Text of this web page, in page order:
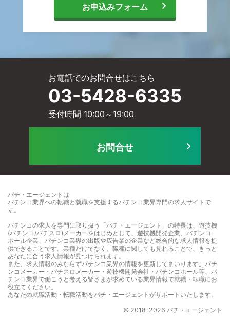
談
サ
ー
]
ー
ル
]
お申込みフォーム
お電話でのお問合せはこちら
03-5428-6335
受付時間 10:00～19:00
お問合せ
パチ・エージェントは
パチンコ業界への転職と就職を支援するパチンコ業界専門の求人サイト で
す。
パチンコの求人を専門に取り扱う「パチ・エージェント」の特長は、遊技機
(パチンコ/パチスロ)メーカーをはじめとして、遊技機開発企業、パチンコ
ホール企業、パチンコ業界の出版や広告業の企業など総合的な求人情報を提
供できることです。業種だけでなく、職種に関しても見れることで、きっと
あなたに合う求人情報が見つけられます。
また、求人情報のみならずパチンコ業界の情報を更新してまいります。パチ
ンコメーカー・パチスロメーカー・遊技機開発会社・パチンコホール等、パ
チンコ業界で働こうと考える皆さまが求めている業界情報で就職・転職にお
役立てください。
あなたの就職活動・転職活動をパチ・エージェントがサポートいたします。
© 2018-2026 パチ・エージェント